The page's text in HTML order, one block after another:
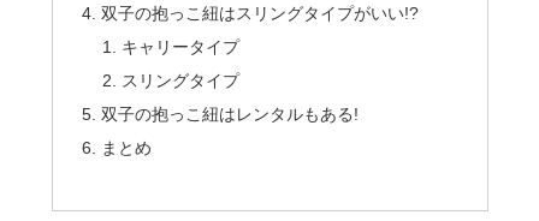
双子の抱っこ紐はスリングタイプがいい!?
キャリータイプ
スリングタイプ
双子の抱っこ紐はレンタルもある!
まとめ